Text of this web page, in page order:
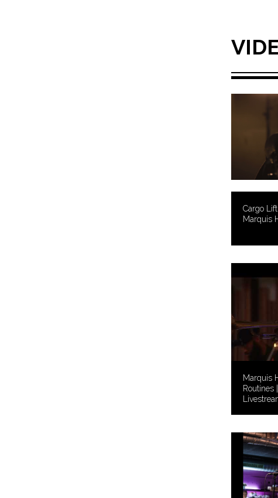
Cargo
Marquis
Marquis
Routines